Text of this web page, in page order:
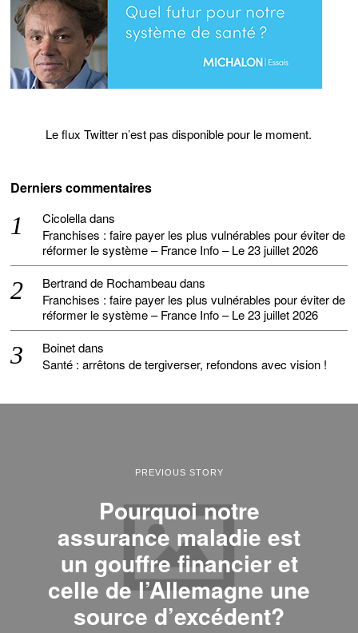
Le flux Twitter n’est pas disponible pour le moment.
Derniers commentaires
Cicolelladans
Franchises : faire payer les plus vulnérables pour éviter de
réformer le système – France Info – Le 23 juillet 2026
Bertrand de Rochambeaudans
Franchises : faire payer les plus vulnérables pour éviter de
réformer le système – France Info – Le 23 juillet 2026
Boinetdans
Santé : arrêtons de tergiverser, refondons avec vision !
PREVIOUS STORY
Pourquoi notre
assurance maladie est
un gouffre financier et
celle de l’Allemagne une
source d’excédent?